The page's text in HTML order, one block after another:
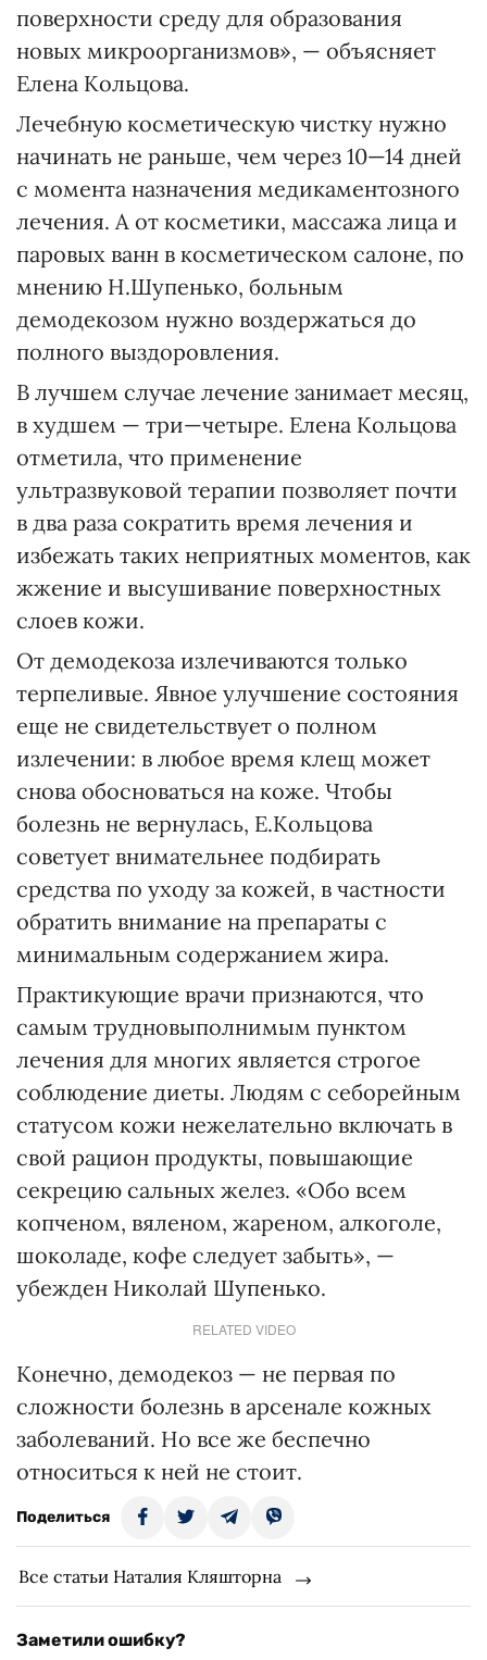
поверхности среду для образования
новых микроорганизмов», — объясняет
Елена Кольцова.
Лечебную косметическую чистку нужно
начинать не раньше, чем через 10—14 дней
с момента назначения медикаментозного
лечения. А от косметики, массажа лица и
паровых ванн в косметическом салоне, по
мнению Н.Шупенько, больным
демодекозом нужно воздержаться до
полного выздоровления.
В лучшем случае лечение занимает месяц,
в худшем — три—четыре. Елена Кольцова
отметила, что применение
ультразвуковой терапии позволяет почти
в два раза сократить время лечения и
избежать таких неприятных моментов, как
жжение и высушивание поверхностных
слоев кожи.
От демодекоза излечиваются только
терпеливые. Явное улучшение состояния
еще не свидетельствует о полном
излечении: в любое время клещ может
снова обосноваться на коже. Чтобы
болезнь не вернулась, Е.Кольцова
советует внимательнее подбирать
средства по уходу за кожей, в частности
обратить внимание на препараты с
минимальным содержанием жира.
Практикующие врачи признаются, что
самым трудновыполнимым пунктом
лечения для многих является строгое
соблюдение диеты. Людям с себорейным
статусом кожи нежелательно включать в
свой рацион продукты, повышающие
секрецию сальных желез. «Обо всем
копченом, вяленом, жареном, алкоголе,
шоколаде, кофе следует забыть», —
убежден Николай Шупенько.
RELATED VIDEO
Конечно, демодекоз — не первая по
сложности болезнь в арсенале кожных
заболеваний. Но все же беспечно
относиться к ней не стоит.
Поделиться
Все статьи Наталия Кляшторна
Заметили ошибку?